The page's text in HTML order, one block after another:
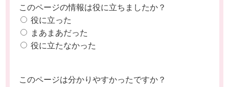
このページの情報は役に立ちましたか？
役に立った
まあまあだった
役に立たなかった
このページは分かりやすかったですか？